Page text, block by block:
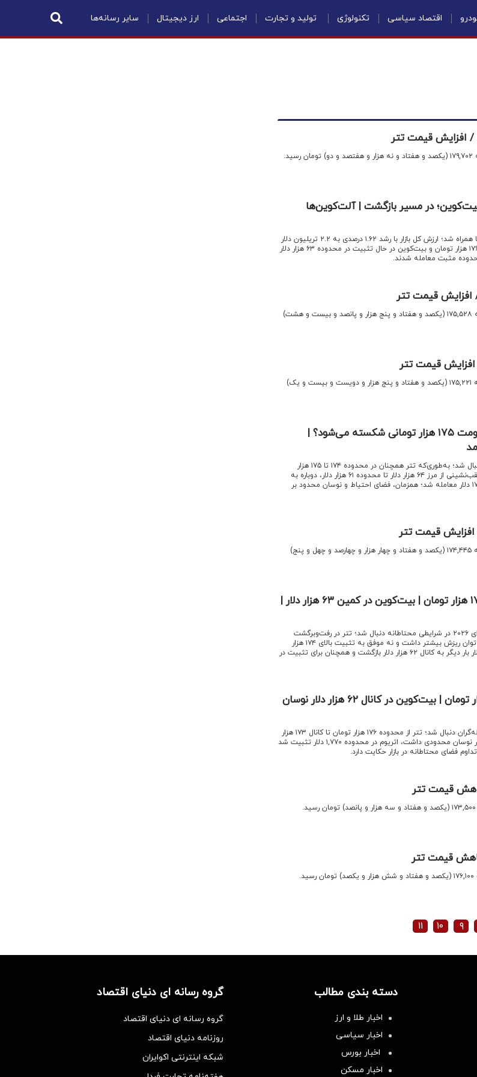
اقتصاد سیاسی تکنولوژی تولید و تجارت اجتماعی ارز دیجیتال سایر رسانه‌ها
۱۷۶ هزار تومان | بیت‌کوین؛ در مسیر بازگشت | آلت‌کوین‌ها
اقتصادنیوز: بازار ارزهای دیجیتال امروز با افزایش تقاضا همراه شد؛ ارزش کل بازار با رشد ۱.۶۲ درصدی به ۲.۲ تریلیون دلار
رسید، در حالی که تتر در تلاش برای عبور از مقاومت ۱۷۶ هزار تومان و بیت‌کوین در حال تثبیت در محدوده ۶۳ هزار دلار
مثبت معامله شدند.
اقتصادنیوز:قیمت تتر امروز با افزایش ۰.۴۹ درصدی، به ۱۷۵,۵۲۸ (یکصد و هفتاد و پنج هزار و پانصد و بیست و هشت)
اقتصادنیوز:قیمت تتر امروز با افزایش ۰.۶۲ درصدی، به ۱۷۵,۲۲۱ (یکصد و هفتاد و پنج هزار و دویست و بیست و یک)
قیمت تتر در انتظار تعیین تکلیف؛ مقاومت ۱۷۵ هزار تومانی شکسته می‌شود؟ |
اقتصادنیوز: بازار رمزارزها امروز با نوسانات محسوس دنبال شد؛ به‌طوری‌که تتر همچنان در محدوده ۱۷۴ تا ۱۷۵ هزار
تومان در حال تعیین مسیر است، بیت‌کوین پس از عقب‌نشینی از مرز ۶۴ هزار دلار تا محدوده ۶۱ هزار دلار، دوباره به
کانال ۶۲ هزار دلار بازگشت و اتریوم نیز در سطح ۱۷۶۱.۲۲ دلار معامله شد؛ همزمان، فضای احتیاط و نوسان محدود بر
اقتصادنیوز:قیمت تتر امروز با افزایش ۰.۶۵ درصدی، به ۱۷۴,۴۴۵ (یکصد و هفتاد و چهار هزار و چهارصد و چهل و پنج)
رفت و برگشت تتر میان کانال ۱۷۳ و ۱۷۴ هزار تومان | بیت‌کوین در کمین ۶۳ هزار دلار |
اقتصادنیوز: بازار ارزهای دیجیتال امروز یکشنبه ۵ جولای ۲۰۲۶ در شرایطی محتاطانه دنبال شد؛ تتر در رفت‌وبرگشت
میان کانال‌های ۱۷۳ و ۱۷۴ هزار تومان نوسان کرد و نه توان ریزش بیشتر داشت و نه موفق به تثبیت بالای ۱۷۴ هزار
تومان شد. همزمان بیت‌کوین پس از لمس ۶۳ هزار دلار بار دیگر به کانال ۶۲ هزار دلار بازگشت و همچنان برای تثبیت در
عقب‌نشینی قیمت تتر تا کانال ۱۷۳ هزار تومان | بیت‌کوین در کانال ۶۲ هزار دلار نوسان
اقتصادنیوز: بازار رمزارزها امروز با افزایش احتیاط معامله‌گران دنبال شد؛ تتر از محدوده ۱۷۶ هزار تومان تا کانال ۱۷۳ هزار
تومان عقب‌نشینی کرد، بیت‌کوین در کانال ۶۲ هزار دلار نوسان محدودی داشت، اتریوم در محدوده ۱,۷۷۰ دلار تثبیت شد
۹ ۱۰ ۱۱
دسته بندی مطالب
اخبار طلا و ارز
اخبار سیاسی
اخبار بورس
اخبار مسکن
گروه رسانه ای دنیای اقتصاد
گروه رسانه ای دنیای اقتصاد
روزنامه دنیای اقتصاد
شبکه اینترنتی اکوایران